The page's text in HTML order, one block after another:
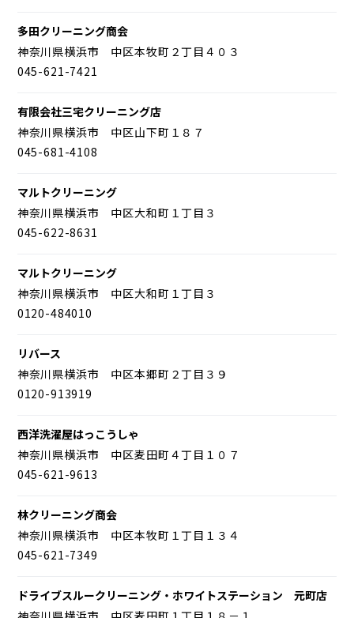
多田クリーニング商会
神奈川県横浜市 中区本牧町２丁目４０３
045-621-7421
有限会社三宅クリーニング店
神奈川県横浜市 中区山下町１８７
045-681-4108
マルトクリーニング
神奈川県横浜市 中区大和町１丁目３
045-622-8631
マルトクリーニング
神奈川県横浜市 中区大和町１丁目３
0120-484010
リバース
神奈川県横浜市 中区本郷町２丁目３９
0120-913919
西洋洗濯屋はっこうしゃ
神奈川県横浜市 中区麦田町４丁目１０７
045-621-9613
林クリーニング商会
神奈川県横浜市 中区本牧町１丁目１３４
045-621-7349
ドライブスルークリーニング・ホワイトステーション 元町店